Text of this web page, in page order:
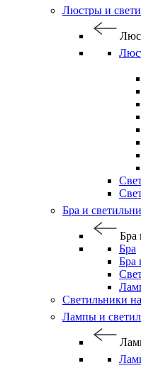
Люстры и
Бра и
Бра
Бра
Бра
Светильники
Лампы и